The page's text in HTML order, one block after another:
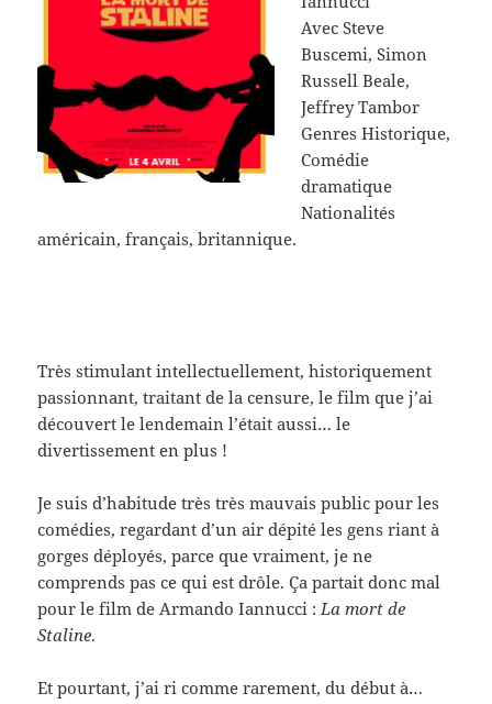
Avec Steve
Buscemi, Simon
Russell Beale,
Jeffrey Tambor
Genres Historique,
Comédie
dramatique
Nationalités
américain, français, britannique.
Très stimulant intellectuellement, historiquement
passionnant, traitant de la censure, le film que j’ai
découvert le lendemain l’était aussi… le
divertissement en plus !
Je suis d’habitude très très mauvais public pour les
comédies, regardant d’un air dépité les gens riant à
gorges déployés, parce que vraiment, je ne
comprends pas ce qui est drôle. Ça partait donc mal
pour le film de Armando Iannucci : La mort de
Staline.
Et pourtant, j’ai ri comme rarement, du début à…